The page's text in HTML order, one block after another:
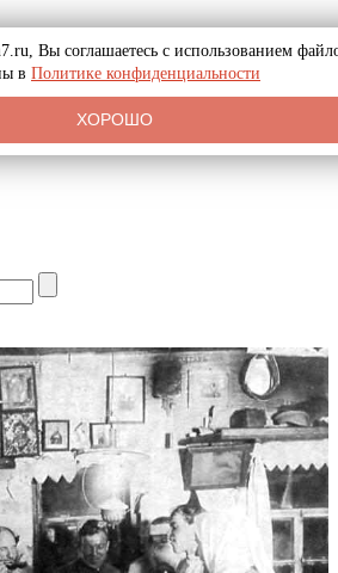
Вы соглашаетесь с использованием
в Политике конфиденциальности
ХОРОШО